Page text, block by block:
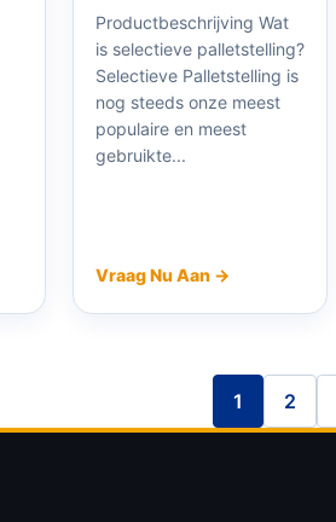
Productbeschrijving Wat
is selectieve palletstelling?
Selectieve Palletstelling is
nog steeds onze meest
populaire en meest
gebruikte...
Vraag Nu Aan →
1 2